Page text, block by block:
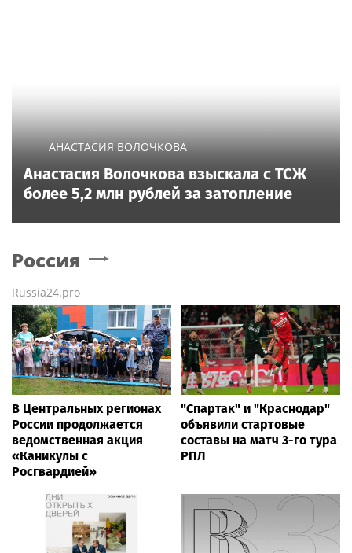
АНАСТАСИЯ ВОЛОЧКОВА
Анастасия Волочкова взыскала с ТСЖ
более 5,2 млн рублей за затопление
Россия
Russia24.pro
В Центральных регионах
России продолжается
ведомственная акция
«Каникулы с
Росгвардией»
"Спартак" и "Краснодар"
объявили стартовые
составы на матч 3-го тура
РПЛ